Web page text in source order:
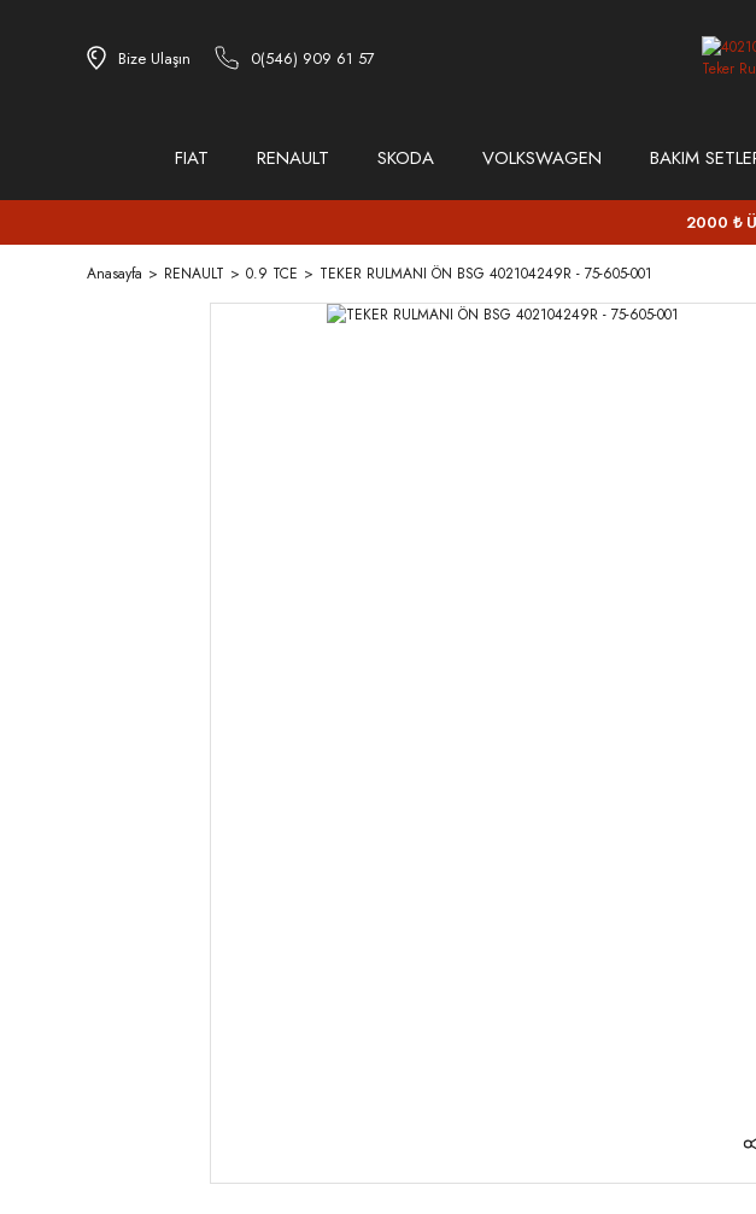
Bize Ulaşın 0(546) 909 61 57
FIAT RENAULT SKODA VOLKSWAGEN BAKIM
2000 ₺
Anasayfa RENAULT 0.9 TCE TEKER RULMANI ÖN BSG 402104249R - 75-605-001